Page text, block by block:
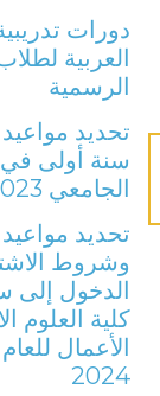
دورات
العربية
الرسمية
تحديد
سنة أولى في
الجامعي 2023-2024
تحديد
وشروط
الدخول إلى
كلية العلوم
2024